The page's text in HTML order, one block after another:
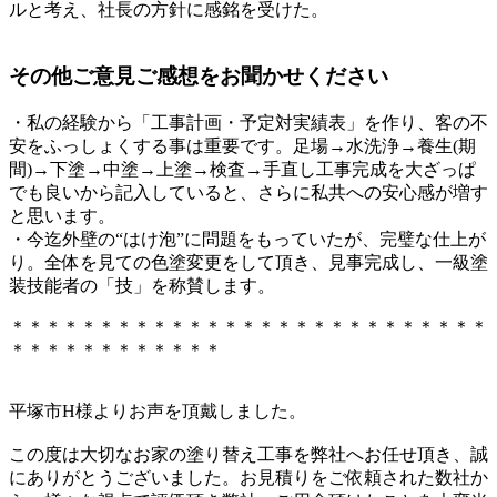
ルと考え、社長の方針に感銘を受けた。
その他ご意見ご感想をお聞かせください
・私の経験から「工事計画・予定対実績表」を作り、客の不
安をふっしょくする事は重要です。足場→水洗浄→養生(期
間)→下塗→中塗→上塗→検査→手直し工事完成を大ざっぱ
でも良いから記入していると、さらに私共への安心感が増す
と思います。
・今迄外壁の“はけ泡”に問題をもっていたが、完璧な仕上が
り。全体を見ての色塗変更をして頂き、見事完成し、一級塗
装技能者の「技」を称賛します。
＊＊＊＊＊＊＊＊＊＊＊＊＊＊＊＊＊＊＊＊＊＊＊＊＊＊＊
＊＊＊＊＊＊＊＊＊＊＊＊
平塚市H様よりお声を頂戴しました。
この度は大切なお家の塗り替え工事を弊社へお任せ頂き、誠
にありがとうございました。お見積りをご依頼された数社か